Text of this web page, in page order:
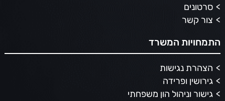
סרטונים
צור קשר
התמחויות המשרד
הצהרת נגישות
גירושין ופרידה
גישור וניהול הון משפחתי